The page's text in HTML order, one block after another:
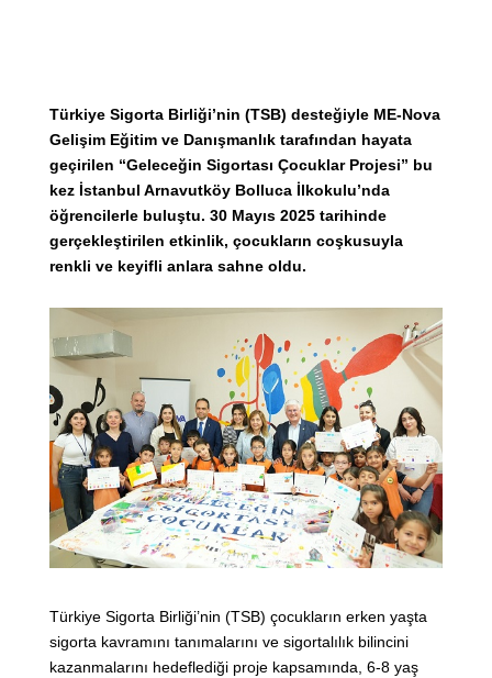
Türkiye Sigorta Birliği’nin (TSB) desteğiyle ME-Nova
Gelişim Eğitim ve Danışmanlık tarafından hayata
geçirilen “Geleceğin Sigortası Çocuklar Projesi” bu
kez İstanbul Arnavutköy Bolluca İlkokulu’nda
öğrencilerle buluştu. 30 Mayıs 2025 tarihinde
gerçekleştirilen etkinlik, çocukların coşkusuyla
renkli ve keyifli anlara sahne oldu.
Türkiye Sigorta Birliği’nin (TSB) çocukların erken yaşta
sigorta kavramını tanımalarını ve sigortalılık bilincini
kazanmalarını hedeflediği proje kapsamında, 6-8 yaş